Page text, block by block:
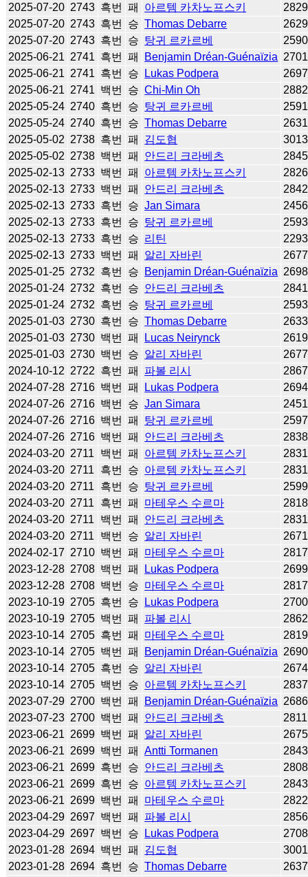
2025-07-20 2743 흑번 패 아르템 카차노프스키
2829
2025-07-20 2743 흑번 승 Thomas Debarre
2629
2025-07-20 2743 흑번 승 탕귀 르카르베
2590
2025-06-21 2741 흑번 패 Benjamin Dréan-Guénaïzia 2701
2025-06-21 2741 흑번 승 Lukas Podpera
2697
2025-06-21 2741 백번 승 Chi-Min Oh
2882
2025-05-24 2740 흑번 승 탕귀 르카르베
2591
2025-05-24 2740 흑번 승 Thomas Debarre
2631
2025-05-02 2738 흑번 패 김도협
3013
2025-05-02 2738 백번 패 안드리 크라베츠
2845
2025-02-13 2733 백번 패 아르템 카차노프스키
2826
2025-02-13 2733 백번 패 안드리 크라베츠
2842
2025-02-13 2733 흑번 승 Jan Simara
2456
2025-02-13 2733 흑번 승 탕귀 르카르베
2593
2025-02-13 2733 흑번 승 리틴
2293
2025-02-13 2733 백번 패 알리 자바린
2677
2025-01-25 2732 흑번 승 Benjamin Dréan-Guénaïzia 2698
2025-01-24 2732 흑번 승 안드리 크라베츠
2841
2025-01-24 2732 흑번 승 탕귀 르카르베
2593
2025-01-03 2730 흑번 승 Thomas Debarre
2633
2025-01-03 2730 백번 패 Lucas Neirynck
2619
2025-01-03 2730 백번 승 알리 자바린
2677
2024-10-12 2722 흑번 패 파볼 리시
2867
2024-07-28 2716 백번 패 Lukas Podpera
2694
2024-07-26 2716 백번 승 Jan Simara
2451
2024-07-26 2716 백번 패 탕귀 르카르베
2597
2024-07-26 2716 백번 패 안드리 크라베츠
2838
2024-03-20 2711 백번 패 아르템 카차노프스키
2831
2024-03-20 2711 흑번 승 아르템 카차노프스키
2831
2024-03-20 2711 흑번 승 탕귀 르카르베
2599
2024-03-20 2711 흑번 패 마테우스 수르마
2818
2024-03-20 2711 백번 패 안드리 크라베츠
2831
2024-03-20 2711 백번 승 알리 자바린
2671
2024-02-17 2710 백번 패 마테우스 수르마
2817
2023-12-28 2708 백번 패 Lukas Podpera
2699
2023-12-28 2708 백번 승 마테우스 수르마
2817
2023-10-19 2705 흑번 승 Lukas Podpera
2700
2023-10-19 2705 백번 패 파볼 리시
2862
2023-10-14 2705 흑번 패 마테우스 수르마
2819
2023-10-14 2705 백번 패 Benjamin Dréan-Guénaïzia 2690
2023-10-14 2705 흑번 승 알리 자바린
2674
2023-10-14 2705 백번 승 아르템 카차노프스키
2837
2023-07-29 2700 백번 패 Benjamin Dréan-Guénaïzia 2686
2023-07-23 2700 백번 패 안드리 크라베츠
2811
2023-06-21 2699 백번 패 알리 자바린
2675
2023-06-21 2699 백번 패 Antti Tormanen
2843
2023-06-21 2699 흑번 승 안드리 크라베츠
2808
2023-06-21 2699 흑번 승 아르템 카차노프스키
2843
2023-06-21 2699 백번 패 마테우스 수르마
2822
2023-04-29 2697 백번 패 파볼 리시
2856
2023-04-29 2697 백번 승 Lukas Podpera
2708
2023-01-28 2694 백번 패 김도협
3001
2023-01-28 2694 흑번 승 Thomas Debarre
2637